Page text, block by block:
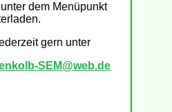
dem Menüpunkt
gern unter
SEM@web.de